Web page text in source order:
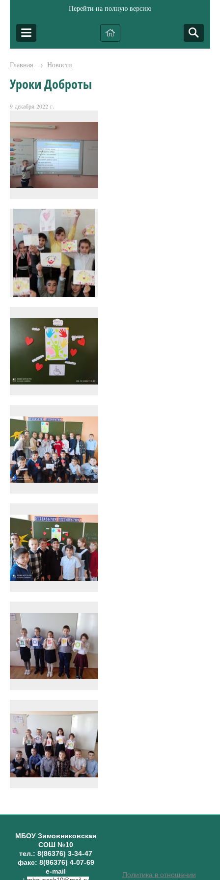
Перейти на полную версию
Главная → Новости
Уроки Доброты
9 декабря 2022 г.
МБОУ Зимовниковская
СОШ №10
тел.: 8(86376) 3-34-47
факс: 8(86376) 4-07-69
e-mail
Политика в отношении